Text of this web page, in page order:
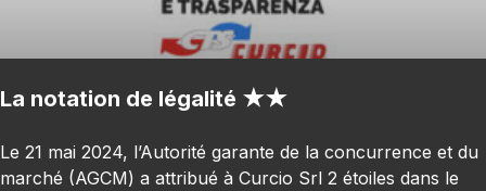
La notation de légalité ★★
Le 21 mai 2024, l’Autorité garante de la concurrence et du
marché (AGCM) a attribué à Curcio Srl 2 étoiles dans le